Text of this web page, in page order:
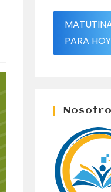
PARA HOY